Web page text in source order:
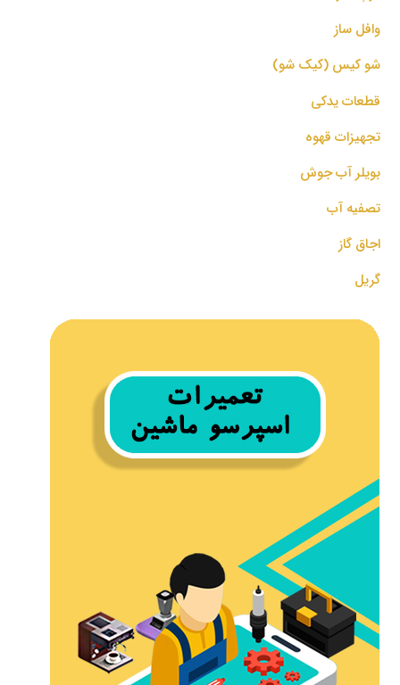
وافل ساز
شو کیس (کیک شو)
قطعات یدکی
تجهیزات قهوه
بویلر آب جوش
تصفیه آب
اجاق گاز
گریل